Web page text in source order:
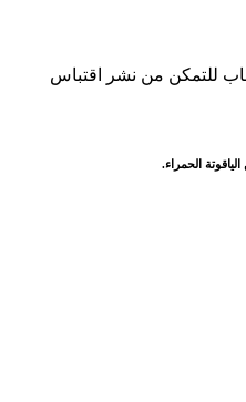
للتمكن من نشر اقتباس
الحمراء.